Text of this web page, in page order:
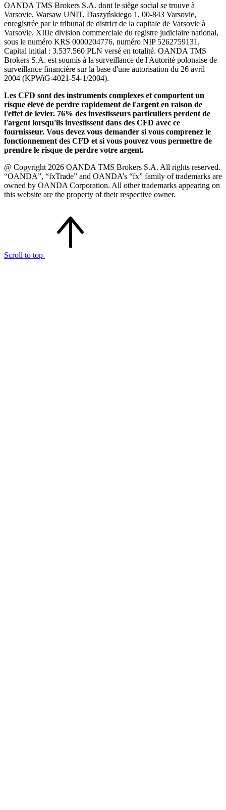
OANDA TMS Brokers S.A. dont le siège social se trouve à
Varsovie, Warsaw UNIT, Daszyńskiego 1, 00-843 Varsovie,
enregistrée par le tribunal de district de la capitale de Varsovie à
Varsovie, XIIIe division commerciale du registre judiciaire national,
sous le numéro KRS 0000204776, numéro NIP 5262759131,
Capital initial : 3.537.560 PLN versé en totalité. OANDA TMS
Brokers S.A. est soumis à la surveillance de l'Autorité polonaise de
surveillance financière sur la base d'une autorisation du 26 avril
2004 (KPWiG-4021-54-1/2004).
Les CFD sont des instruments complexes et comportent un
risque élevé de perdre rapidement de l'argent en raison de
l'effet de levier. 76% des investisseurs particuliers perdent de
l'argent lorsqu'ils investissent dans des CFD avec ce
fournisseur. Vous devez vous demander si vous comprenez le
fonctionnement des CFD et si vous pouvez vous permettre de
prendre le risque de perdre votre argent.
@ Copyright 2026 OANDA TMS Brokers S.A. All rights reserved.
“OANDA”, “fxTrade” and OANDA’s “fx” family of trademarks are
owned by OANDA Corporation. All other trademarks appearing on
this website are the property of their respective owner.
Scroll to top